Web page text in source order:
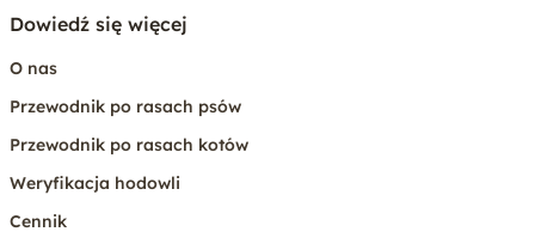
Dowiedź się więcej
O nas
Przewodnik po rasach psów
Przewodnik po rasach kotów
Weryfikacja hodowli
Cennik